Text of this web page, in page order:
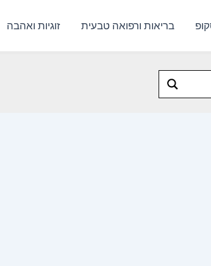
בריאות ורפואה טבעית זוגיות ואהבה